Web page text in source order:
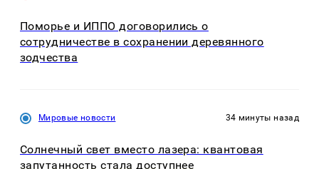
Поморье и ИППО договорились о
сотрудничестве в сохранении деревянного
зодчества
Мировые новости 34 минуты назад
Солнечный свет вместо лазера: квантовая
запутанность стала доступнее